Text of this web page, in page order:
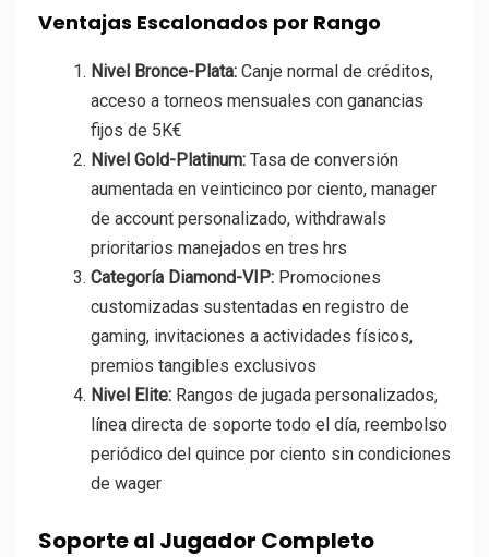
Ventajas Escalonados por Rango
Nivel Bronce-Plata: Canje normal de créditos,
acceso a torneos mensuales con ganancias
fijos de 5K€
Nivel Gold-Platinum: Tasa de conversión
aumentada en veinticinco por ciento, manager
de account personalizado, withdrawals
prioritarios manejados en tres hrs
Categoría Diamond-VIP: Promociones
customizadas sustentadas en registro de
gaming, invitaciones a actividades físicos,
premios tangibles exclusivos
Nivel Elite: Rangos de jugada personalizados,
línea directa de soporte todo el día, reembolso
periódico del quince por ciento sin condiciones
de wager
Soporte al Jugador Completo